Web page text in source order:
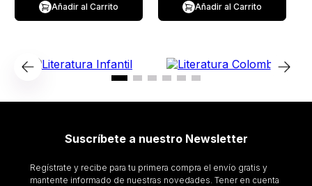
Añadir al Carrito Añadir al Carrito
Suscríbete a nuestro Newsletter
Regístrate y recibe para tu primera compra el envío gratis y
mantente informado de nuestras novedades. Tener en cuenta